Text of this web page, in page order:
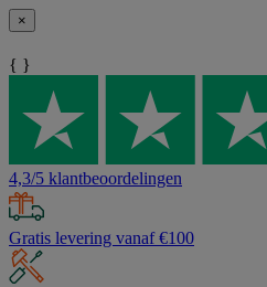
×
{ }
4,3/5 klantbeoordelingen
Gratis levering vanaf €100